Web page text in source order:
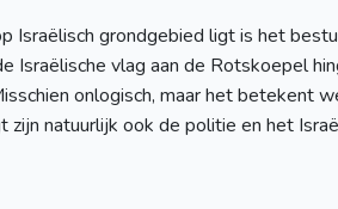
Israëlisch grondgebied ligt is het
Israëlische vlag aan de Rotskoepel
onlogisch, maar het betekent
zijn natuurlijk ook de politie en het